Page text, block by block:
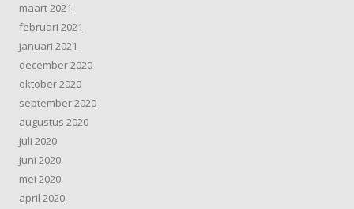
maart 2021
februari 2021
januari 2021
december 2020
oktober 2020
september 2020
augustus 2020
juli 2020
juni 2020
mei 2020
april 2020